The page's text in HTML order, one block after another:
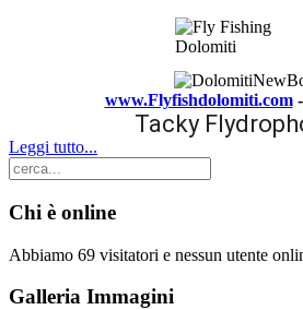
www.Flyfishdolomiti.com-
Tacky
Leggi tutto...
Chi è online
Abbiamo 69 visitatori e nessun utente
Galleria Immagini